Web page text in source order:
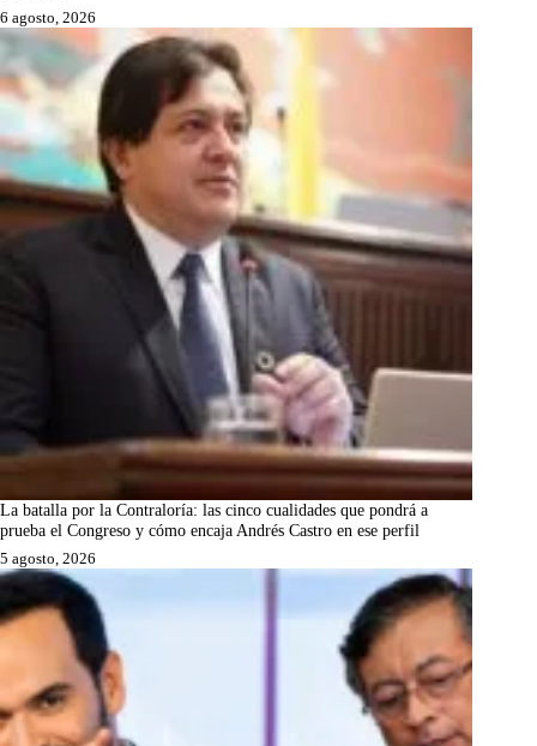
6 agosto, 2026
La batalla por la Contraloría: las cinco cualidades que pondrá a
prueba el Congreso y cómo encaja Andrés Castro en ese perfil
5 agosto, 2026